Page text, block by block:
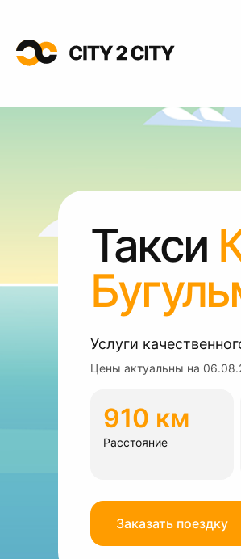
Такси
Услуги
Цены актуальны на
910 км
Расстояние
Заказать поездку